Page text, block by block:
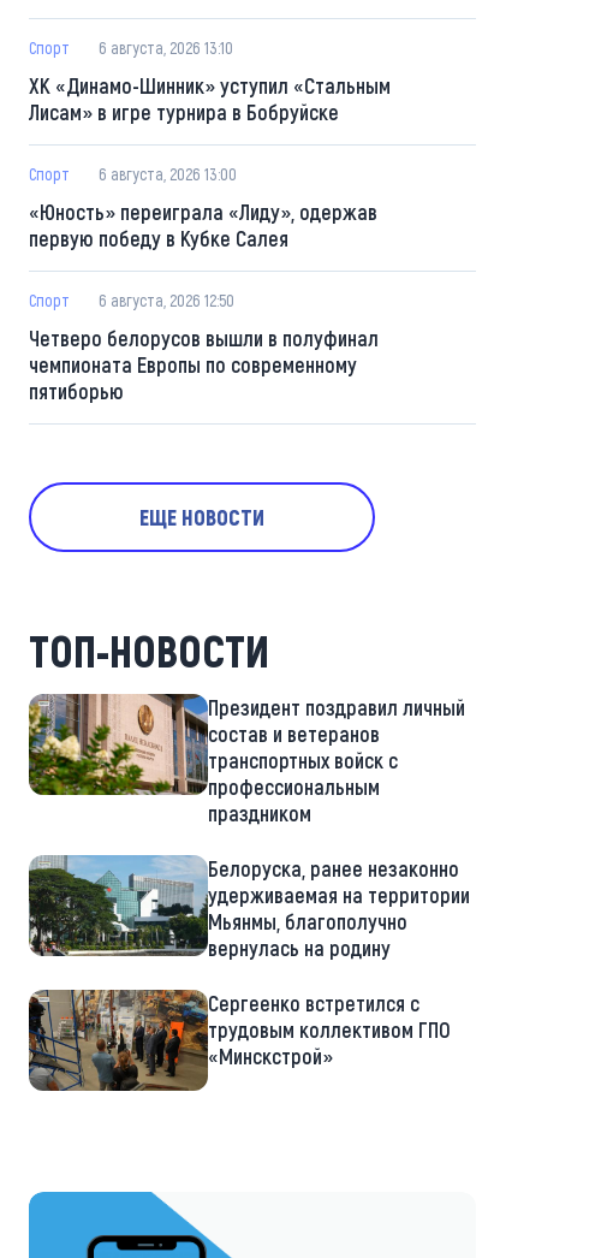
Спорт 6 августа, 2026 13:10
ХК «Динамо-Шинник» уступил «Стальным
Лисам» в игре турнира в Бобруйске
Спорт 6 августа, 2026 13:00
«Юность» переиграла «Лиду», одержав
первую победу в Кубке Салея
Спорт 6 августа, 2026 12:50
Четверо белорусов вышли в полуфинал
чемпионата Европы по современному
пятиборью
ЕЩЕ НОВОСТИ
ТОП-НОВОСТИ
Президент поздравил личный
состав и ветеранов
транспортных войск с
профессиональным
праздником
Белоруска, ранее незаконно
удерживаемая на территории
Мьянмы, благополучно
вернулась на родину
Сергеенко встретился с
трудовым коллективом ГПО
«Минскстрой»
https://t.me/minskctvby